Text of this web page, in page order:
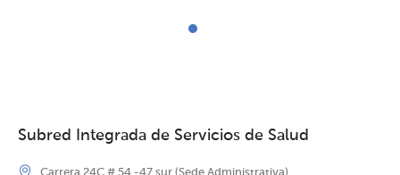
Subred Integrada de Servicios de Salud